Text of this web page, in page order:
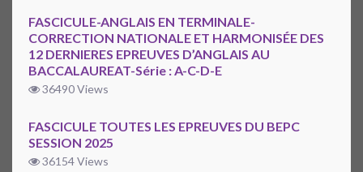
FASCICULE-ANGLAIS EN TERMINALE-
CORRECTION NATIONALE ET HARMONISÉE DES
12 DERNIERES EPREUVES D’ANGLAIS AU
BACCALAUREAT-Série : A-C-D-E
36490 Views
FASCICULE TOUTES LES EPREUVES DU BEPC
SESSION 2025
36154 Views